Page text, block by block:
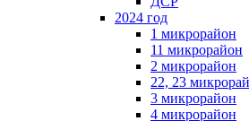
2024 год
1 микрорайон
11 микрорайон
2 микрорайон
22, 23
3 микрорайон
4 микрорайон